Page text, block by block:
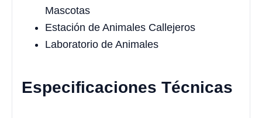
Mascotas
Estación de Animales Callejeros
Laboratorio de Animales
Especificaciones Técnicas